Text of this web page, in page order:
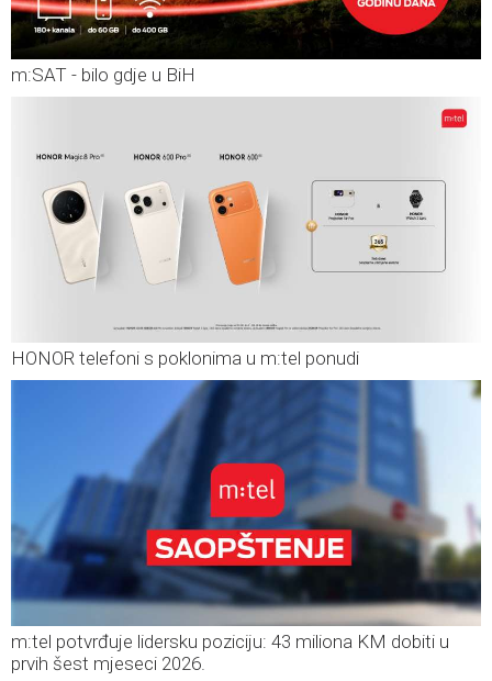
m:SAT - bilo gdje u BiH
HONOR telefoni s poklonima u m:tel ponudi
m:tel potvrđuje lidersku poziciju: 43 miliona KM dobiti u
prvih šest mjeseci 2026.